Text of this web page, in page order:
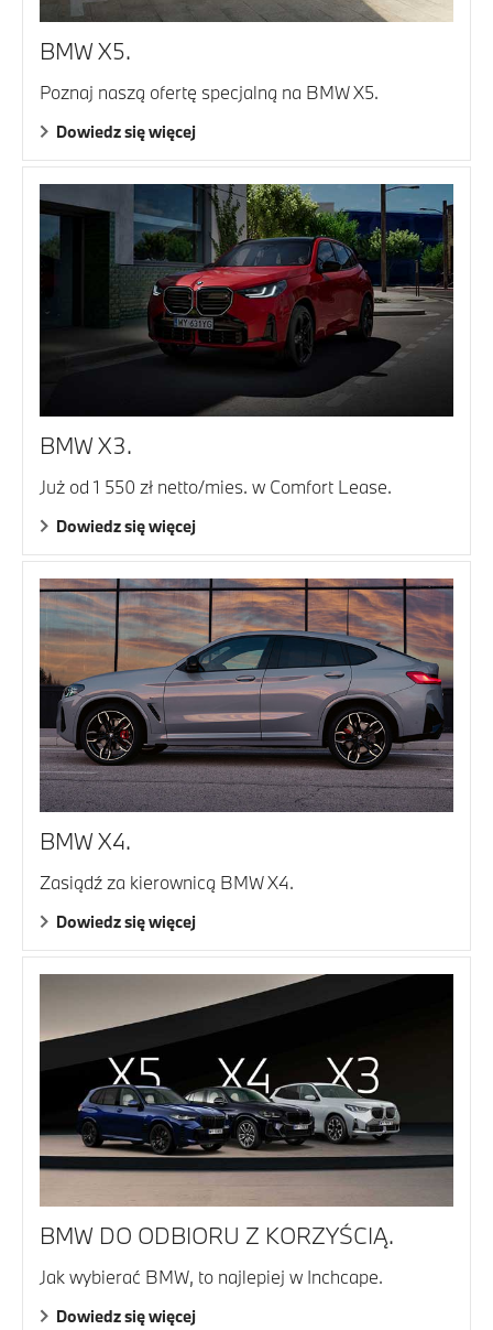
BMW X5.
Poznaj naszą ofertę specjalną na BMW X5.
Dowiedz się więcej
BMW X3.
Już od 1 550 zł netto/mies. w Comfort Lease.
Dowiedz się więcej
BMW X4.
Zasiądź za kierownicą BMW X4.
Dowiedz się więcej
BMW DO ODBIORU Z KORZYŚCIĄ.
Jak wybierać BMW, to najlepiej w Inchcape.
Dowiedz się więcej